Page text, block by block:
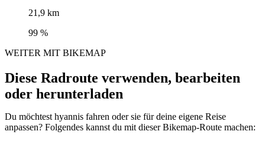
21,9 km
99 %
WEITER MIT BIKEMAP
Diese Radroute verwenden, bearbeiten
oder herunterladen
Du möchtest hyannis fahren oder sie für deine eigene Reise
anpassen? Folgendes kannst du mit dieser Bikemap-Route machen: